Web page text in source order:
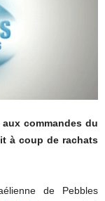
commandes du
à coup de rachats
de Pebbles